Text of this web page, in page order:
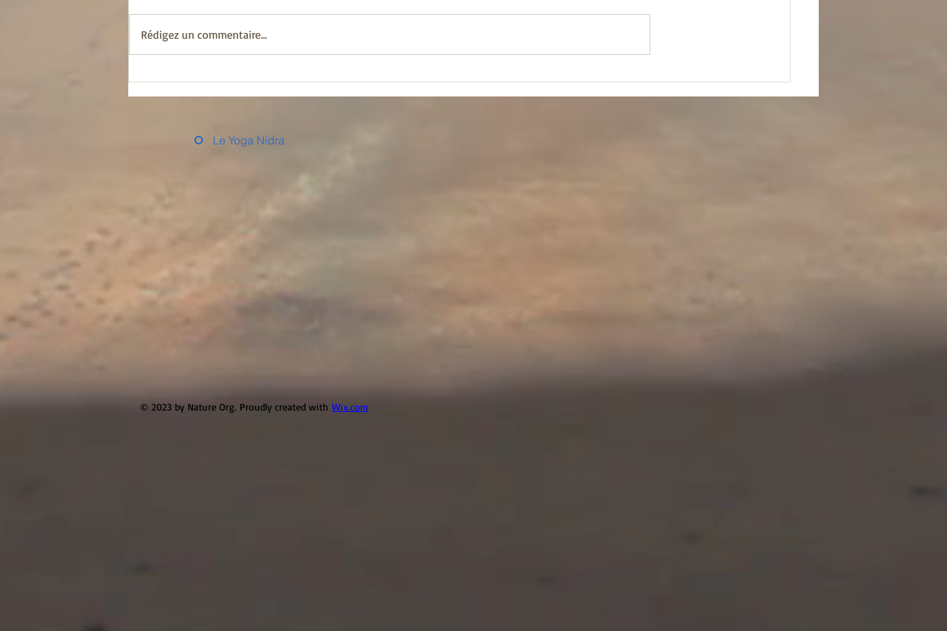
beaucoup d’amis en publiant ce
texte,...
limité,...
Rédigez un commentaire...
Le Yoga Nidra
© 2023 by Nature Org. Proudly created with Wix.com